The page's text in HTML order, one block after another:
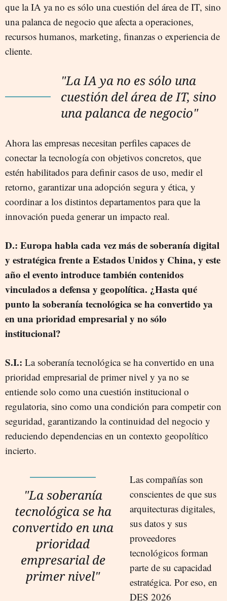
que la IA ya no es sólo una cuestión del área de IT, sino
una palanca de negocio que afecta a operaciones,
recursos humanos, marketing, finanzas o experiencia de
cliente.
"La IA ya no es sólo una
cuestión del área de IT, sino
una palanca de negocio"
Ahora las empresas necesitan perfiles capaces de
conectar la tecnología con objetivos concretos, que
estén habilitados para definir casos de uso, medir el
retorno, garantizar una adopción segura y ética, y
coordinar a los distintos departamentos para que la
innovación pueda generar un impacto real.
D.: Europa habla cada vez más de soberanía digital
y estratégica frente a Estados Unidos y China, y este
año el evento introduce también contenidos
vinculados a defensa y geopolítica. ¿Hasta qué
punto la soberanía tecnológica se ha convertido ya
en una prioridad empresarial y no sólo
institucional?
S.I.: La soberanía tecnológica se ha convertido en una
prioridad empresarial de primer nivel y ya no se
entiende solo como una cuestión institucional o
regulatoria, sino como una condición para competir con
seguridad, garantizando la continuidad del negocio y
reduciendo dependencias en un contexto geopolítico
incierto.
"La soberanía
tecnológica se ha
convertido en una
prioridad
empresarial de
primer nivel"
Las compañías son
conscientes de que sus
arquitecturas digitales,
sus datos y sus
proveedores
tecnológicos forman
parte de su capacidad
estratégica. Por eso, en
DES 2026